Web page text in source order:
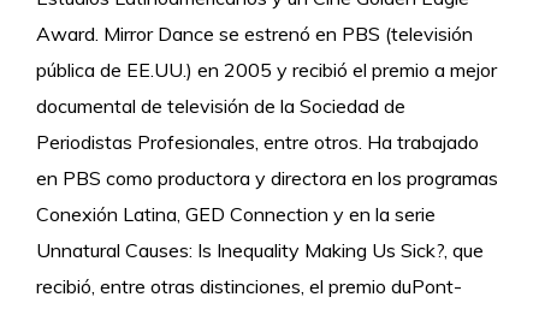
Award. Mirror Dance se estrenó en PBS (televisión
pública de EE.UU.) en 2005 y recibió el premio a mejor
documental de televisión de la Sociedad de
Periodistas Profesionales, entre otros. Ha trabajado
en PBS como productora y directora en los programas
Conexión Latina, GED Connection y en la serie
Unnatural Causes: Is Inequality Making Us Sick?, que
recibió, entre otras distinciones, el premio duPont-